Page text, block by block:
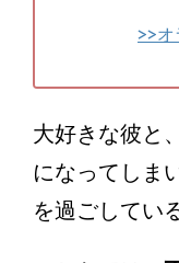
>>
大好きな彼と
になってしま
を過ごしてい